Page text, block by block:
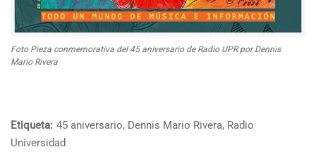
Foto Pieza conmemorativa del 45 aniversario de Radio UPR por Dennis
Mario Rivera
Etiqueta: 45 aniversario, Dennis Mario Rivera, Radio
Universidad